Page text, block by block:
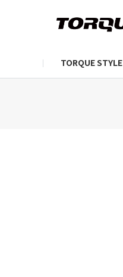
TORQUE STYLE